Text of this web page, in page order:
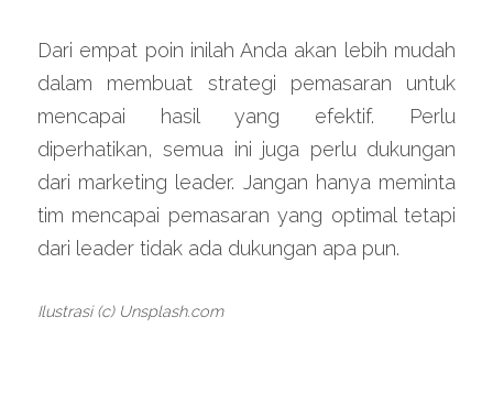
Dari empat poin inilah Anda akan lebih mudah
dalam membuat strategi pemasaran untuk
mencapai hasil yang efektif. Perlu
diperhatikan, semua ini juga perlu dukungan
dari marketing leader. Jangan hanya meminta
tim mencapai pemasaran yang optimal tetapi
dari leader tidak ada dukungan apa pun.
Ilustrasi (c) Unsplash.com